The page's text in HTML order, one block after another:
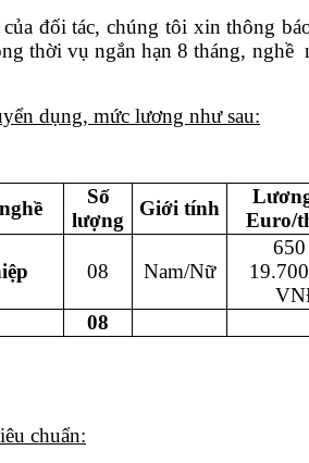
của đối tác, chúng tôi xin thông
thời vụ ngắn hạn 8 tháng,
dụng, mức lương như sau:
Số
lượng
Giới tính
Euro/
08 Nam/Nữ
08
chuẩn: